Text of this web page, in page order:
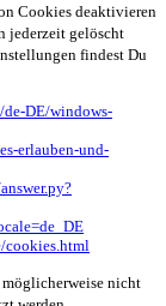
Cookies deaktivieren
jederzeit gelöscht
findest Du
DE/windows-
erlauben-und-
cookies.html
nicht